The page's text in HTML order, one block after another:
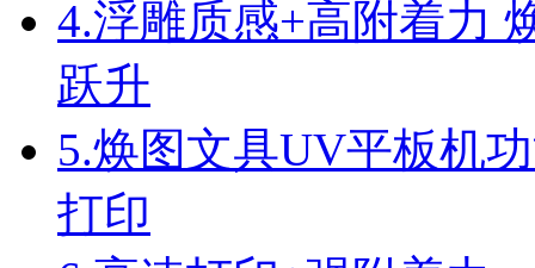
4.浮雕质感+高附着力
跃升
5.焕图文具UV平板机
打印